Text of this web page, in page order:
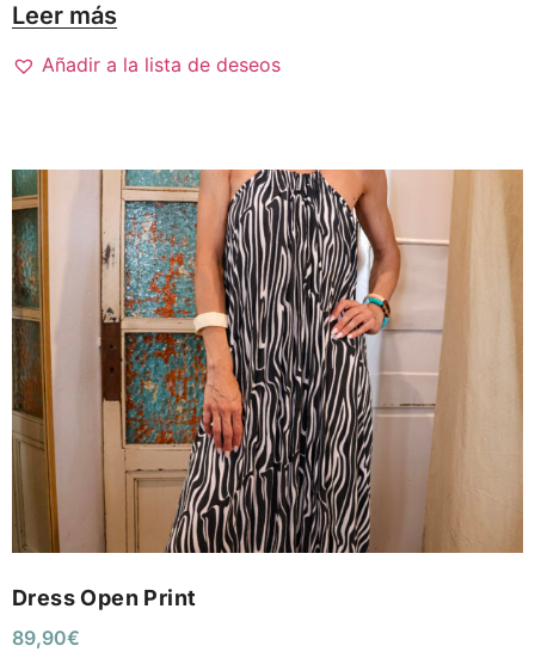
Leer más
Añadir a la lista de deseos
Dress Open Print
89,90€